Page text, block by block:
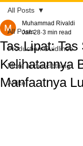
All Posts
Production Guidlines
More about clothing
Artikel
All Posts
Tas Lipat:
Kelihatannya
Manfaatnya
Muhammad Rivaldi
Jan 28 3 min read